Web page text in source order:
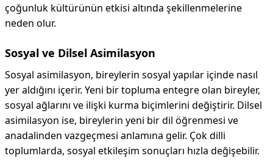
çoğunluk kültürünün etkisi altında şekillenmelerine
neden olur.
Sosyal ve Dilsel Asimilasyon
Sosyal asimilasyon, bireylerin sosyal yapılar içinde nasıl
yer aldığını içerir. Yeni bir topluma entegre olan bireyler,
sosyal ağlarını ve ilişki kurma biçimlerini değiştirir. Dilsel
asimilasyon ise, bireylerin yeni bir dil öğrenmesi ve
anadalinden vazgeçmesi anlamına gelir. Çok dilli
toplumlarda, sosyal etkileşim sonuçları hızla değişebilir.